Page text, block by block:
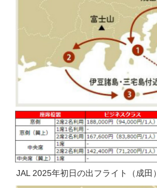
JAL 2025年初日の出フライト（成田）